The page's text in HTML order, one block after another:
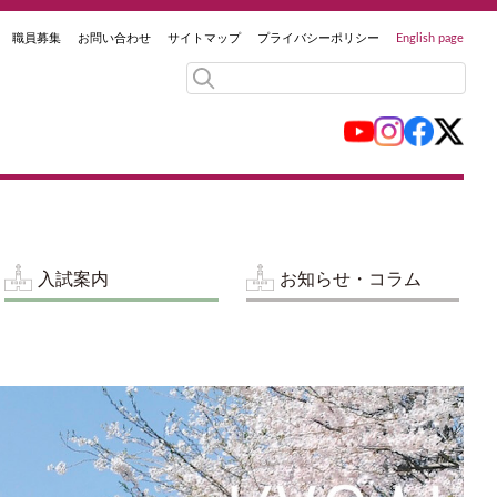
職員募集 お問い合わせ サイトマップ プライバシーポリシー English page
入試案内 お知らせ・コラム